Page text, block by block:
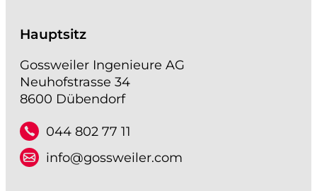
Hauptsitz
Gossweiler Ingenieure AG
Neuhofstrasse 34
8600 Dübendorf
044 802 77 11
info@gossweiler.com